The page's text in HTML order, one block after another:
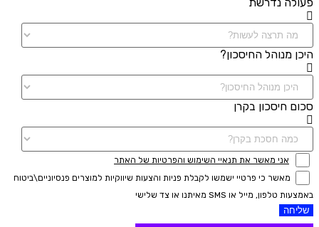
היכן מנוהל החיסכון?
סכום חיסכון בקרן
אני מאשר את תנאיי השימוש והפרטיות של האתר
מאשר כי פרטיי ישמשו לקבלת פניות והצעות שיווקיות למוצרים פנסיוניים\ביטוח
באמצעות טלפון, מייל או SMS מאיתנו או צד שלישי
שליחה